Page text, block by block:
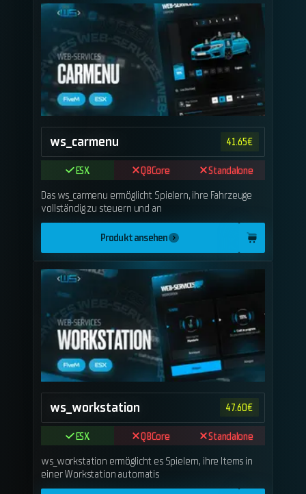
ws_carmenu 41.65€
ESX QBCore
Standalone
Das ws_carmenu ermöglicht Spielern, ihre Fahrzeuge
vollständig zu steuern und an
Produkt ansehen
ws_workstation 47.60€
ESX QBCore
Standalone
ws_workstation ermöglicht es Spielern, ihre Items in
einer Workstation automatis